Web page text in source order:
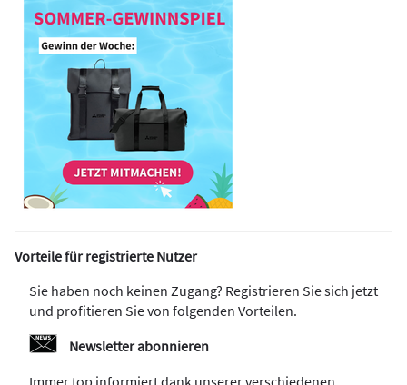
Vorteile für registrierte Nutzer
Sie haben noch keinen Zugang? Registrieren Sie sich jetzt
und profitieren Sie von folgenden Vorteilen.
Newsletter abonnieren
Immer top informiert dank unserer verschiedenen